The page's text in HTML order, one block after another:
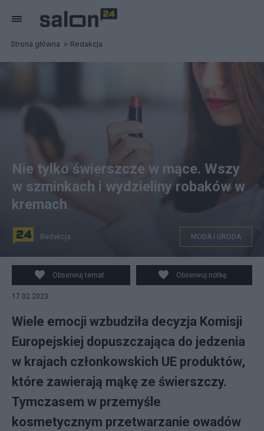
Strona główna Redakcja
Intensywnie czerwony odcień wielu kosmetyków to
zasługa owadów. Fot. Pixabay
Nie tylko świerszcze w mące. Wszy
w szminkach i wydzieliny robaków w
kremach
Redakcja MODA I URODA
Obserwuj temat Obserwuj notkę
17.02.2023
Wiele emocji wzbudziła decyzja Komisji
Europejskiej dopuszczająca do jedzenia
w krajach członkowskich UE produktów,
które zawierają mąkę ze świerszczy.
Tymczasem w przemyśle
kosmetycznym przetwarzanie owadów